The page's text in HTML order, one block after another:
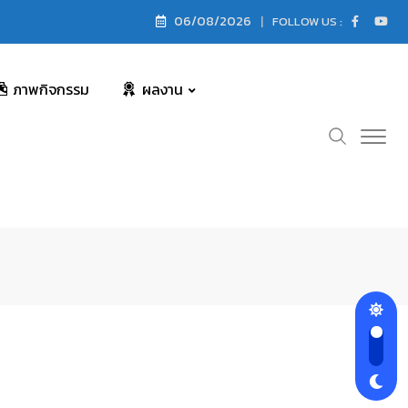
06/08/2026 FOLLOW US :
ภาพกิจกรรม ผลงาน